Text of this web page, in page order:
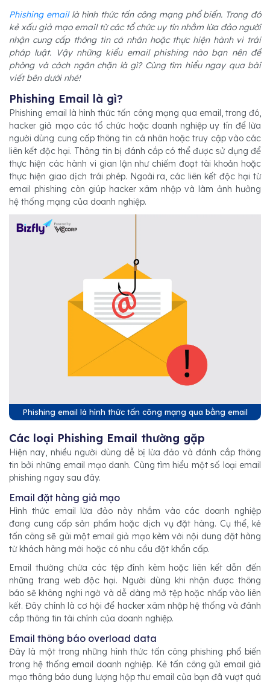
Phishing emaillà hình thức tấn công mạng phổ biến. Trong đó
kẻ xấu giả mạo email từ các tổ chức uy tín nhằm lừa đảo người
nhận cung cấp thông tin cá nhân hoặc thực hiện hành vi trái
pháp luật. Vậy những kiểu email phishing nào bạn nên đề
phòng và cách ngăn chặn là gì? Cùng tìm hiểu ngay qua bài
viết bên dưới nhé!
Phishing Email là gì?
Phishing email là hình thức tấn công mạng qua email, trong đó,
hacker giả mạo các tổ chức hoặc doanh nghiệp uy tín để lừa
người dùng cung cấp thông tin cá nhân hoặc truy cập vào các
liên kết độc hại. Thông tin bị đánh cắp có thể được sử dụng để
thực hiện các hành vi gian lận như chiếm đoạt tài khoản hoặc
thực hiện giao dịch trái phép. Ngoài ra, các liên kết độc hại từ
email phishing còn giúp hacker xâm nhập và làm ảnh hưởng
hệ thống mạng của doanh nghiệp.
Phishing email là hình thức tấn công mạng qua bằng email
Các loại Phishing Email thường gặp
Hiện nay, nhiều người dùng dễ bị lừa đảo và đánh cắp thông
tin bởi những email mạo danh. Cùng tìm hiểu một số loại email
phishing ngay sau đây.
Email đặt hàng giả mạo
Hình thức email lừa đảo này nhắm vào các doanh nghiệp
đang cung cấp sản phẩm hoặc dịch vụ đặt hàng. Cụ thể, kẻ
tấn công sẽ gửi một email giả mạo kèm với nội dung đặt hàng
từ khách hàng mới hoặc có nhu cầu đặt khẩn cấp.
Email thường chứa các tệp đính kèm hoặc liên kết dẫn đến
những trang web độc hại. Người dùng khi nhận được thông
báo sẽ không nghi ngờ và dễ dàng mở tệp hoặc nhấp vào liên
kết. Đây chính là cơ hội để hacker xâm nhập hệ thống và đánh
cắp thông tin tài chính của doanh nghiệp.
Email thông báo overload data
Đây là một trong những hình thức tấn công phishing phổ biến
trong hệ thống email doanh nghiệp. Kẻ tấn công gửi email giả
mạo thông báo dung lượng hộp thư email của bạn đã vượt quá